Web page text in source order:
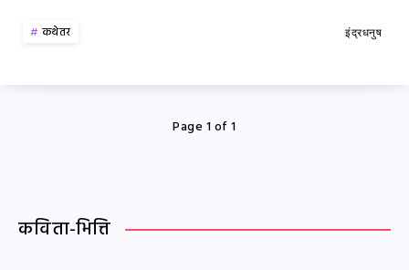
कथेतर इंद्रधनुष
Page 1 of 1
कविता-भित्ति